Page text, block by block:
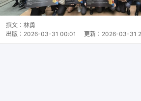
撰文： 林勇
出版： 2026-03-31 00:01 更新： 2026-03-31